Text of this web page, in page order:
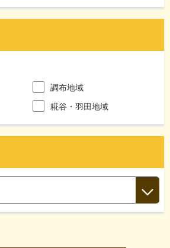
調布地域
糀谷・羽田地域